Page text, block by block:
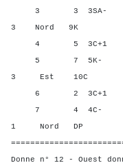
3 3 3SA-
3 Nord 9K
4 5 3C+1
5 7 5K-
3 Est 10C
6 2 3C+1
7 4 4C-
1 Nord
Donne n° 12 - Ouest